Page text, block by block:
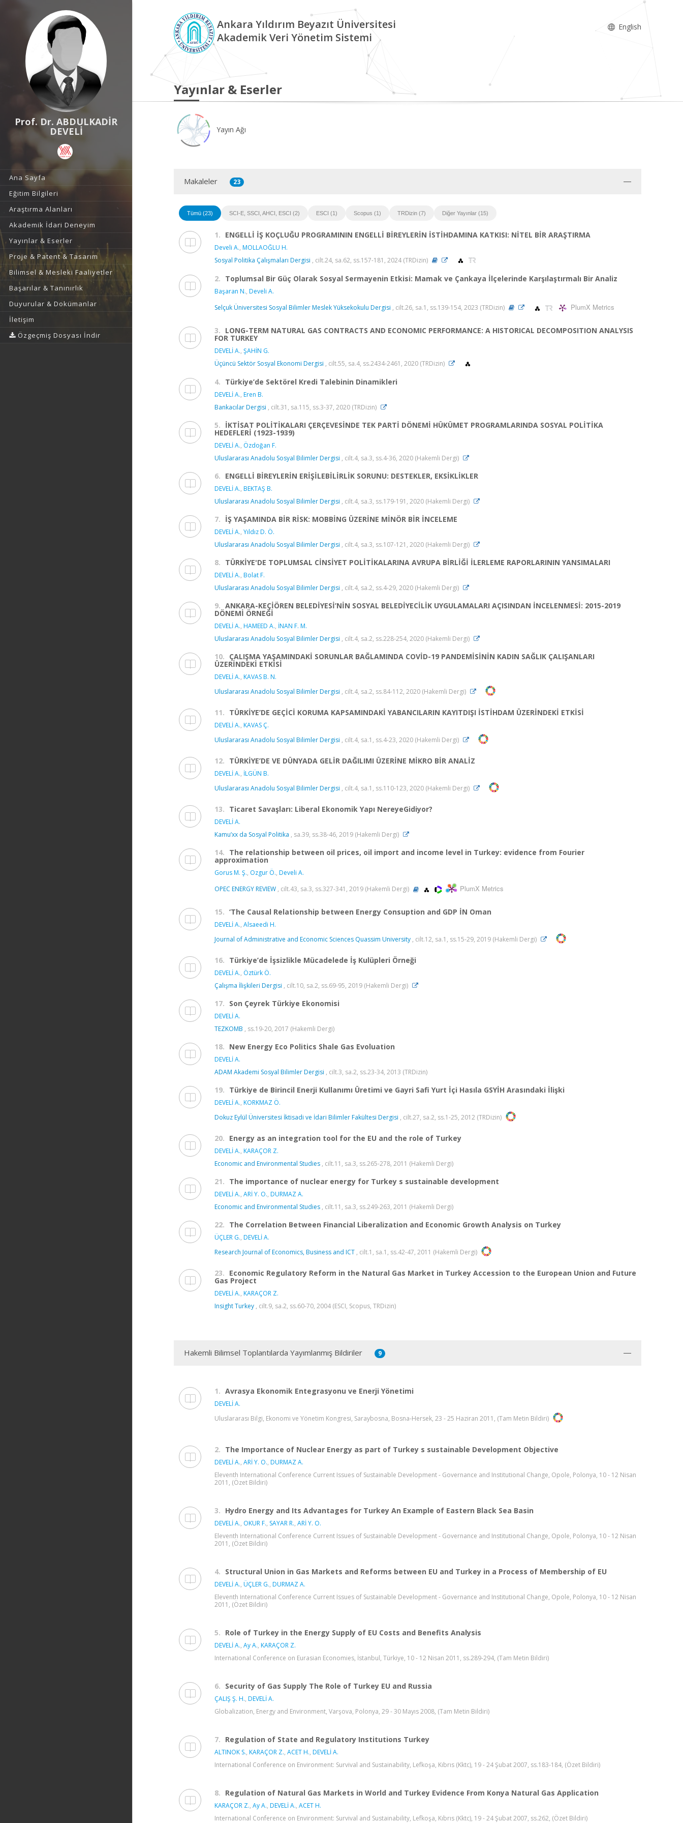
Prof. Dr. ABDULKADİR
DEVELİ
Ana Sayfa
Eğitim Bilgileri
Araştırma Alanları
Akademik İdari Deneyim
Yayınlar & Eserler
Proje & Patent & Tasarım
Bilimsel & Mesleki Faaliyetler
Başarılar & Tanınırlık
Duyurular & Dokümanlar
İletişim
Özgeçmiş Dosyası İndir
Ankara Yıldırım Beyazıt Üniversitesi
Akademik Veri Yönetim Sistemi
English
Yayınlar & Eserler
Yayın Ağı
Makaleler 23
Tümü (23) SCI-E, SSCI, AHCI, ESCI (2) ESCI (1) Scopus (1) TRDizin (7) Diğer Yayınlar (15)
1. ENGELLİ İŞ KOÇLUĞU PROGRAMININ ENGELLİ BİREYLERİN İSTİHDAMINA KATKISI: NİTEL BİR ARAŞTIRMA
Develi A., MOLLAOĞLU H.
Sosyal Politika Çalışmaları Dergisi , cilt.24, sa.62, ss.157-181, 2024 (TRDizin)
2. Toplumsal Bir Güç Olarak Sosyal Sermayenin Etkisi: Mamak ve Çankaya İlçelerinde Karşılaştırmalı Bir Analiz
Başaran N., Develi A.
Selçuk Üniversitesi Sosyal Bilimler Meslek Yüksekokulu Dergisi , cilt.26, sa.1, ss.139-154, 2023 (TRDizin) PlumX Metrics
3. LONG-TERM NATURAL GAS CONTRACTS AND ECONOMIC PERFORMANCE: A HISTORICAL DECOMPOSITION ANALYSIS
FOR TURKEY
DEVELİ A., ŞAHİN G.
Üçüncü Sektör Sosyal Ekonomi Dergisi , cilt.55, sa.4, ss.2434-2461, 2020 (TRDizin)
4. Türkiye’de Sektörel Kredi Talebinin Dinamikleri
DEVELİ A., Eren B.
Bankacılar Dergisi , cilt.31, sa.115, ss.3-37, 2020 (TRDizin)
5. İKTİSAT POLİTİKALARI ÇERÇEVESİNDE TEK PARTİ DÖNEMİ HÜKÜMET PROGRAMLARINDA SOSYAL POLİTİKA
HEDEFLERİ (1923-1939)
DEVELİ A., Özdoğan F.
Uluslararası Anadolu Sosyal Bilimler Dergisi , cilt.4, sa.3, ss.4-36, 2020 (Hakemli Dergi)
6. ENGELLİ BİREYLERİN ERİŞİLEBİLİRLİK SORUNU: DESTEKLER, EKSİKLİKLER
DEVELİ A., BEKTAŞ B.
Uluslararası Anadolu Sosyal Bilimler Dergisi , cilt.4, sa.3, ss.179-191, 2020 (Hakemli Dergi)
7. İŞ YAŞAMINDA BİR RİSK: MOBBİNG ÜZERİNE MİNÖR BİR İNCELEME
DEVELİ A., Yıldız D. Ö.
Uluslararası Anadolu Sosyal Bilimler Dergisi , cilt.4, sa.3, ss.107-121, 2020 (Hakemli Dergi)
8. TÜRKİYE'DE TOPLUMSAL CİNSİYET POLİTİKALARINA AVRUPA BİRLİĞİ İLERLEME RAPORLARININ YANSIMALARI
DEVELİ A., Bolat F.
Uluslararası Anadolu Sosyal Bilimler Dergisi , cilt.4, sa.2, ss.4-29, 2020 (Hakemli Dergi)
9. ANKARA-KEÇİÖREN BELEDİYESİ’NİN SOSYAL BELEDİYECİLİK UYGULAMALARI AÇISINDAN İNCELENMESİ: 2015-2019
DÖNEMİ ÖRNEĞİ
DEVELİ A., HAMEED A., İNAN F. M.
Uluslararası Anadolu Sosyal Bilimler Dergisi , cilt.4, sa.2, ss.228-254, 2020 (Hakemli Dergi)
10. ÇALIŞMA YAŞAMINDAKİ SORUNLAR BAĞLAMINDA COVİD-19 PANDEMİSİNİN KADIN SAĞLIK ÇALIŞANLARI
ÜZERİNDEKİ ETKİSİ
DEVELİ A., KAVAS B. N.
Uluslararası Anadolu Sosyal Bilimler Dergisi , cilt.4, sa.2, ss.84-112, 2020 (Hakemli Dergi)
11. TÜRKİYE’DE GEÇİCİ KORUMA KAPSAMINDAKİ YABANCILARIN KAYITDIŞI İSTİHDAM ÜZERİNDEKİ ETKİSİ
DEVELİ A., KAVAS Ç.
Uluslararası Anadolu Sosyal Bilimler Dergisi , cilt.4, sa.1, ss.4-23, 2020 (Hakemli Dergi)
12. TÜRKİYE’DE VE DÜNYADA GELİR DAĞILIMI ÜZERİNE MİKRO BİR ANALİZ
DEVELİ A., İLGÜN B.
Uluslararası Anadolu Sosyal Bilimler Dergisi , cilt.4, sa.1, ss.110-123, 2020 (Hakemli Dergi)
13. Ticaret Savaşları: Liberal Ekonomik Yapı NereyeGidiyor?
DEVELİ A.
Kamu’xx da Sosyal Politika , sa.39, ss.38-46, 2019 (Hakemli Dergi)
14. The relationship between oil prices, oil import and income level in Turkey: evidence from Fourier
approximation
Gorus M. Ş., Ozgur Ö., Develi A.
OPEC ENERGY REVIEW , cilt.43, sa.3, ss.327-341, 2019 (Hakemli Dergi) PlumX Metrics
15. ‘The Causal Relationship between Energy Consuption and GDP İN Oman
DEVELİ A., Alsaeedi H.
Journal of Administrative and Economic Sciences Quassim University , cilt.12, sa.1, ss.15-29, 2019 (Hakemli Dergi)
16. Türkiye’de İşsizlikle Mücadelede İş Kulüpleri Örneği
DEVELİ A., Öztürk Ö.
Çalışma İlişkileri Dergisi , cilt.10, sa.2, ss.69-95, 2019 (Hakemli Dergi)
17. Son Çeyrek Türkiye Ekonomisi
DEVELİ A.
TEZKOMB , ss.19-20, 2017 (Hakemli Dergi)
18. New Energy Eco Politics Shale Gas Evoluation
DEVELİ A.
ADAM Akademi Sosyal Bilimler Dergisi , cilt.3, sa.2, ss.23-34, 2013 (TRDizin)
19. Türkiye de Birincil Enerji Kullanımı Üretimi ve Gayri Safi Yurt İçi Hasıla GSYİH Arasındaki İlişki
DEVELİ A., KORKMAZ Ö.
Dokuz Eylül Üniversitesi İktisadi ve İdari Bilimler Fakültesi Dergisi , cilt.27, sa.2, ss.1-25, 2012 (TRDizin)
20. Energy as an integration tool for the EU and the role of Turkey
DEVELİ A., KARAÇOR Z.
Economic and Environmental Studies , cilt.11, sa.3, ss.265-278, 2011 (Hakemli Dergi)
21. The importance of nuclear energy for Turkey s sustainable development
DEVELİ A., ARİ Y. O., DURMAZ A.
Economic and Environmental Studies , cilt.11, sa.3, ss.249-263, 2011 (Hakemli Dergi)
22. The Correlation Between Financial Liberalization and Economic Growth Analysis on Turkey
ÜÇLER G., DEVELİ A.
Research Journal of Economics, Business and ICT , cilt.1, sa.1, ss.42-47, 2011 (Hakemli Dergi)
23. Economic Regulatory Reform in the Natural Gas Market in Turkey Accession to the European Union and Future
Gas Project
DEVELİ A., KARAÇOR Z.
Insight Turkey , cilt.9, sa.2, ss.60-70, 2004 (ESCI, Scopus, TRDizin)
Hakemli Bilimsel Toplantılarda Yayımlanmış Bildiriler 9
1. Avrasya Ekonomik Entegrasyonu ve Enerji Yönetimi
DEVELİ A.
Uluslararası Bilgi, Ekonomi ve Yönetim Kongresi, Saraybosna, Bosna-Hersek, 23 - 25 Haziran 2011, (Tam Metin Bildiri)
2. The Importance of Nuclear Energy as part of Turkey s sustainable Development Objective
DEVELİ A., ARİ Y. O., DURMAZ A.
Eleventh International Conference Current Issues of Sustainable Development - Governance and Institutional Change, Opole, Polonya, 10 - 12 Nisan
2011, (Özet Bildiri)
3. Hydro Energy and Its Advantages for Turkey An Example of Eastern Black Sea Basin
DEVELİ A., OKUR F., SAYAR R., ARİ Y. O.
Eleventh International Conference Current Issues of Sustainable Development - Governance and Institutional Change, Opole, Polonya, 10 - 12 Nisan
2011, (Özet Bildiri)
4. Structural Union in Gas Markets and Reforms between EU and Turkey in a Process of Membership of EU
DEVELİ A., ÜÇLER G., DURMAZ A.
Eleventh International Conference Current Issues of Sustainable Development - Governance and Institutional Change, Opole, Polonya, 10 - 12 Nisan
2011, (Özet Bildiri)
5. Role of Turkey in the Energy Supply of EU Costs and Benefits Analysis
DEVELİ A., Ay A., KARAÇOR Z.
International Conference on Eurasian Economies, İstanbul, Türkiye, 10 - 12 Nisan 2011, ss.289-294, (Tam Metin Bildiri)
6. Security of Gas Supply The Role of Turkey EU and Russia
ÇALIŞ Ş. H., DEVELİ A.
Globalization, Energy and Environment, Varşova, Polonya, 29 - 30 Mayıs 2008, (Tam Metin Bildiri)
7. Regulation of State and Regulatory Institutions Turkey
ALTINOK S., KARAÇOR Z., ACET H., DEVELİ A.
International Conference on Environment: Survival and Sustainability, Lefkoşa, Kıbrıs (Kktc), 19 - 24 Şubat 2007, ss.183-184, (Özet Bildiri)
8. Regulation of Natural Gas Markets in World and Turkey Evidence From Konya Natural Gas Application
KARAÇOR Z., Ay A., DEVELİ A., ACET H.
International Conference on Environment: Survival and Sustainability, Lefkoşa, Kıbrıs (Kktc), 19 - 24 Şubat 2007, ss.262, (Özet Bildiri)